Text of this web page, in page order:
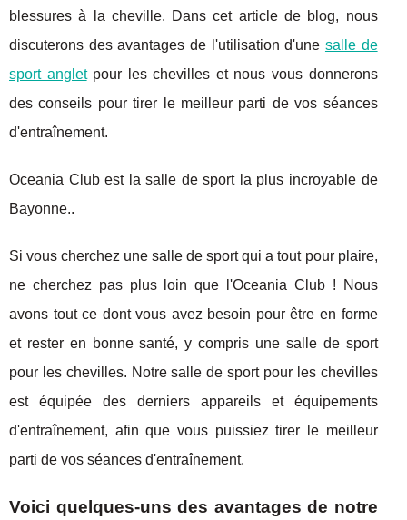
blessures à la cheville. Dans cet article de blog, nous
discuterons des avantages de l'utilisation d'une salle de
sport angletpour les chevilles et nous vous donnerons
des conseils pour tirer le meilleur parti de vos séances
d'entraînement.
Oceania Club est la salle de sport la plus incroyable de
Bayonne..
Si vous cherchez une salle de sport qui a tout pour plaire,
ne cherchez pas plus loin que l'Oceania Club ! Nous
avons tout ce dont vous avez besoin pour être en forme
et rester en bonne santé, y compris une salle de sport
pour les chevilles. Notre salle de sport pour les chevilles
est équipée des derniers appareils et équipements
d'entraînement, afin que vous puissiez tirer le meilleur
parti de vos séances d'entraînement.
Voici quelques-uns des avantages de notre